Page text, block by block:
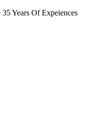
Years Of Expeiences